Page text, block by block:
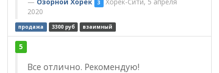
3
2020
продажа 3300 руб взаимный
5
Все отлично. Рекомендую!